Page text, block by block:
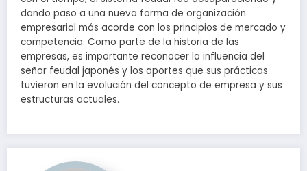
dando paso a una nueva forma de organización
empresarial más acorde con los principios de mercado y
competencia. Como parte de la historia de las
empresas, es importante reconocer la influencia del
señor feudal japonés y los aportes que sus prácticas
tuvieron en la evolución del concepto de empresa y sus
estructuras actuales.